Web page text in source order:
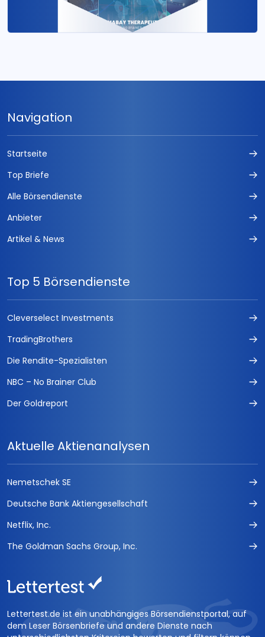
Navigation
Startseite
Top Briefe
Alle Börsendienste
Anbieter
Artikel & News
Top 5 Börsendienste
Cleverselect Investments
TradingBrothers
Die Rendite-Spezialisten
NBC – No Brainer Club
Der Goldreport
Aktuelle Aktienanalysen
Nemetschek SE
Deutsche Bank Aktiengesellschaft
Netflix, Inc.
The Goldman Sachs Group, Inc.
Lettertest.de ist ein unabhängiges Börsendienstportal, auf
dem Leser Börsenbriefe und andere Dienste nach